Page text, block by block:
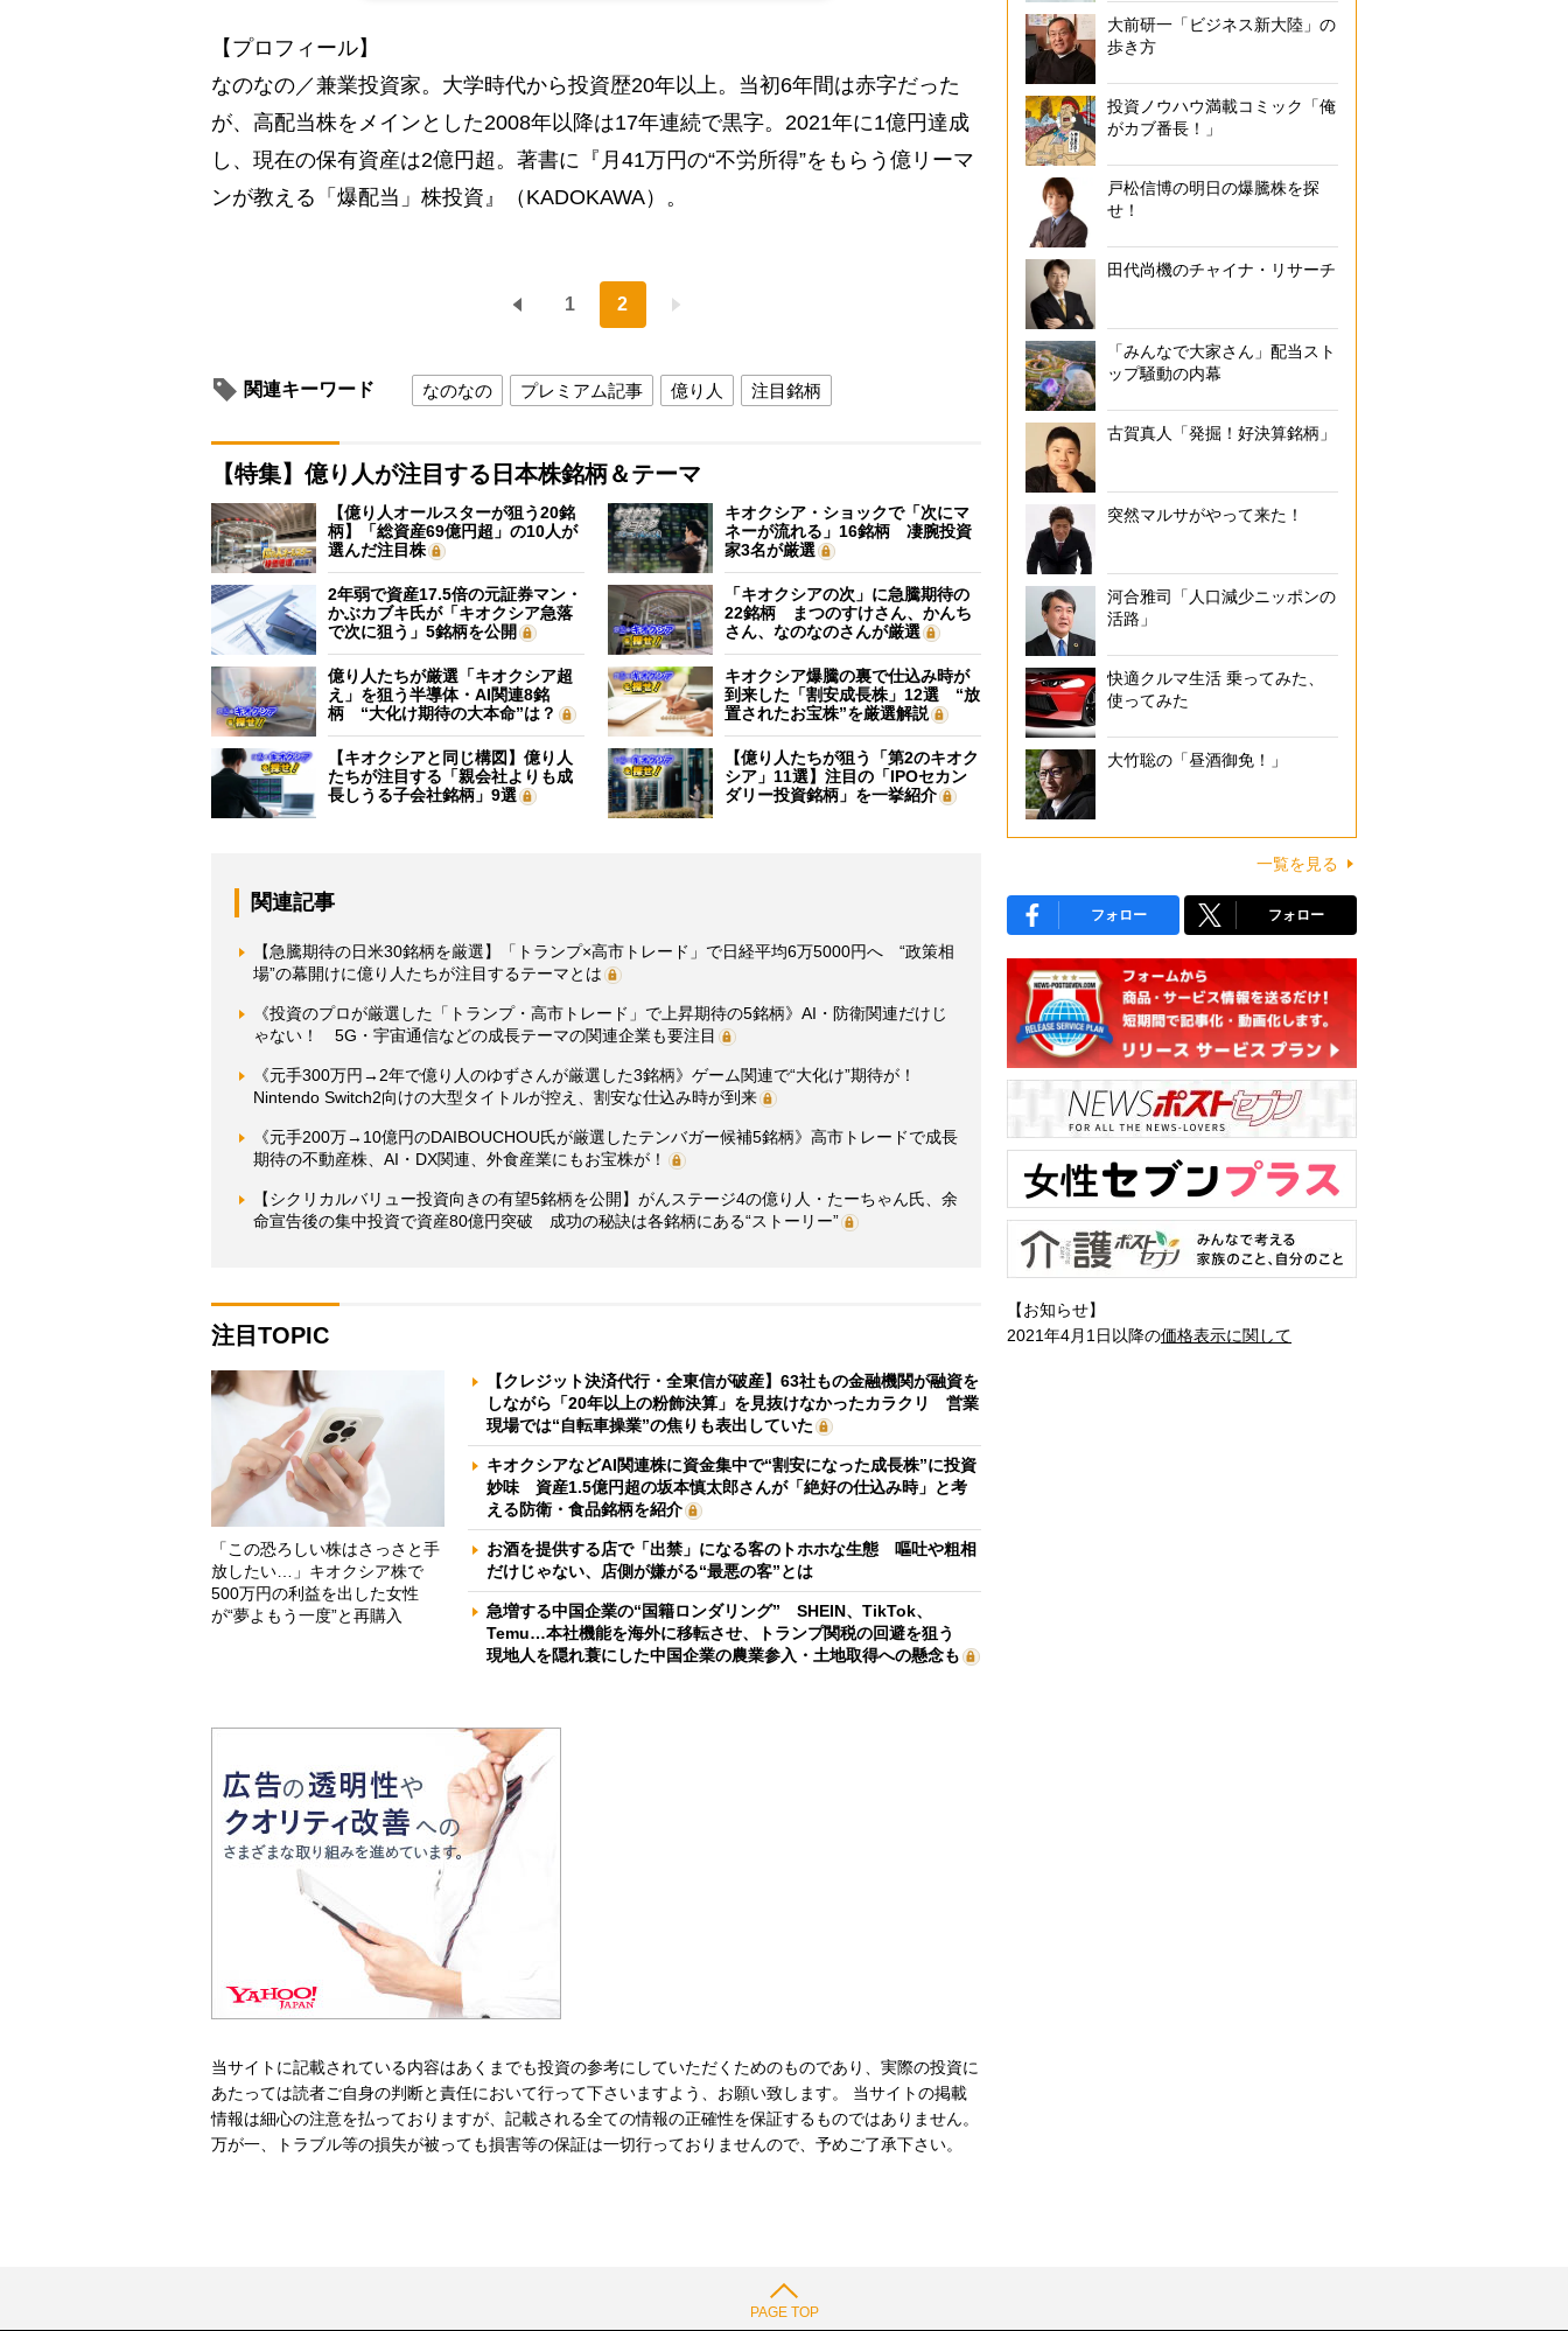
【プロフィール】
なのなの／兼業投資家。大学時代から投資歴20年以上。当初6年間は赤字だった
が、高配当株をメインとした2008年以降は17年連続で黒字。2021年に1億円達成
し、現在の保有資産は2億円超。著書に『月41万円の“不労所得”をもらう億リーマ
ンが教える「爆配当」株投資』（KADOKAWA）。
1 2
関連キーワード なのなの プレミアム記事 億り人 注目銘柄
【特集】億り人が注目する日本株銘柄＆テーマ
【億り人オールスターが狙う20銘
柄】「総資産69億円超」の10人が
選んだ注目株
キオクシア・ショックで「次にマ
ネーが流れる」16銘柄 凄腕投資
家3名が厳選
2年弱で資産17.5倍の元証券マン・
かぶカブキ氏が「キオクシア急落
で次に狙う」5銘柄を公開
「キオクシアの次」に急騰期待の
22銘柄 まつのすけさん、かんち
さん、なのなのさんが厳選
億り人たちが厳選「キオクシア超
え」を狙う半導体・AI関連8銘
柄 “大化け期待の大本命”は？
キオクシア爆騰の裏で仕込み時が
到来した「割安成長株」12選 “放
置されたお宝株”を厳選解説
【キオクシアと同じ構図】億り人
たちが注目する「親会社よりも成
長しうる子会社銘柄」9選
【億り人たちが狙う「第2のキオク
シア」11選】注目の「IPOセカン
ダリー投資銘柄」を一挙紹介
関連記事
【急騰期待の日米30銘柄を厳選】「トランプ×高市トレード」で日経平均6万5000円へ “政策相
場”の幕開けに億り人たちが注目するテーマとは
《投資のプロが厳選した「トランプ・高市トレード」で上昇期待の5銘柄》AI・防衛関連だけじ
ゃない！ 5G・宇宙通信などの成長テーマの関連企業も要注目
《元手300万円→2年で億り人のゆずさんが厳選した3銘柄》ゲーム関連で“大化け”期待が！
Nintendo Switch2向けの大型タイトルが控え、割安な仕込み時が到来
《元手200万→10億円のDAIBOUCHOU氏が厳選したテンバガー候補5銘柄》高市トレードで成長
期待の不動産株、AI・DX関連、外食産業にもお宝株が！
【シクリカルバリュー投資向きの有望5銘柄を公開】がんステージ4の億り人・たーちゃん氏、余
命宣告後の集中投資で資産80億円突破 成功の秘訣は各銘柄にある“ストーリー”
注目TOPIC
「この恐ろしい株はさっさと手
放したい…」キオクシア株で
500万円の利益を出した女性
が“夢よもう一度”と再購入
【クレジット決済代行・全東信が破産】63社もの金融機関が融資を
しながら「20年以上の粉飾決算」を見抜けなかったカラクリ 営業
現場では“自転車操業”の焦りも表出していた
キオクシアなどAI関連株に資金集中で“割安になった成長株”に投資
妙味 資産1.5億円超の坂本慎太郎さんが「絶好の仕込み時」と考
える防衛・食品銘柄を紹介
お酒を提供する店で「出禁」になる客のトホホな生態 嘔吐や粗相
だけじゃない、店側が嫌がる“最悪の客”とは
急増する中国企業の“国籍ロンダリング” SHEIN、TikTok、
Temu…本社機能を海外に移転させ、トランプ関税の回避を狙う
現地人を隠れ蓑にした中国企業の農業参入・土地取得への懸念も
当サイトに記載されている内容はあくまでも投資の参考にしていただくためのものであり、実際の投資に
あたっては読者ご自身の判断と責任において行って下さいますよう、お願い致します。 当サイトの掲載
情報は細心の注意を払っておりますが、記載される全ての情報の正確性を保証するものではありません。
万が一、トラブル等の損失が被っても損害等の保証は一切行っておりませんので、予めご了承下さい。
大前研一「ビジネス新大陸」の
歩き方
投資ノウハウ満載コミック「俺
がカブ番長！」
戸松信博の明日の爆騰株を探
せ！
田代尚機のチャイナ・リサーチ
「みんなで大家さん」配当スト
ップ騒動の内幕
古賀真人「発掘！好決算銘柄」
突然マルサがやって来た！
河合雅司「人口減少ニッポンの
活路」
快適クルマ生活 乗ってみた、
使ってみた
大竹聡の「昼酒御免！」
一覧を見る
フォロー フォロー
【お知らせ】
2021年4月1日以降の価格表示に関して
PAGE TOP